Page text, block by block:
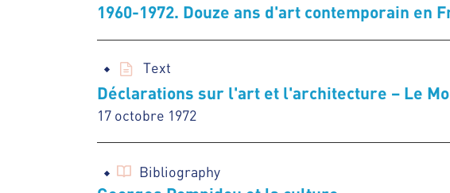
1960-1972. Douze ans d'art contemporain en
Text
Déclarations sur l'art et l'architecture – Le
17 octobre 1972
Bibliography